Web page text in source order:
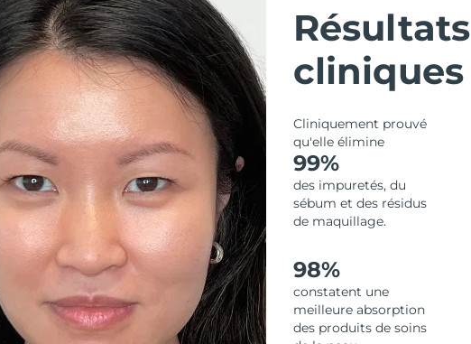
Résultats
cliniques
Cliniquement prouvé
qu'elle élimine
99%
des impuretés, du
sébum et des résidus
de maquillage.
98%
constatent une
meilleure absorption
des produits de soins